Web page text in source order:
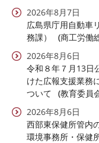
2026年8月7日
広島県庁用自動車
務課）
商工労働
2026年8月6日
令和８年７月13日
けた広報支援業務
ついて
教育委員
2026年8月6日
西部東保健所管内
環境事務所・保健